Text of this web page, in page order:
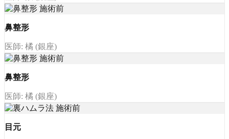
鼻整形
医師: 橘 (銀座)
鼻整形
医師: 橘 (銀座)
目元